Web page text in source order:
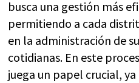
busca una gestión más
permitiendo a cada
en la administración de
cotidianas. En este
juega un papel crucial,